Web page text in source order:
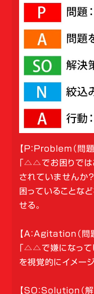
【P：Problem（問題
「△△でお困りでは
されていませんか
困っていることな
せる。
【A：Agitation（問
「△△で嫌になって
を視覚的にイメー
【SO：Solution（